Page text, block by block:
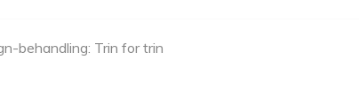
behandling: Trin for trin